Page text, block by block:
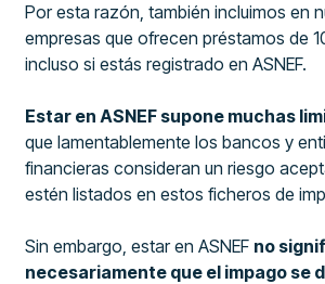
Por esta razón, también incluimos en
empresas que ofrecen préstamos de
incluso si estás registrado en ASNEF.
Estar en ASNEF supone muchas
que lamentablemente los bancos y
financieras consideran un riesgo
estén listados en estos ficheros de
Sin embargo, estar en ASNEF no
necesariamente que el impago se